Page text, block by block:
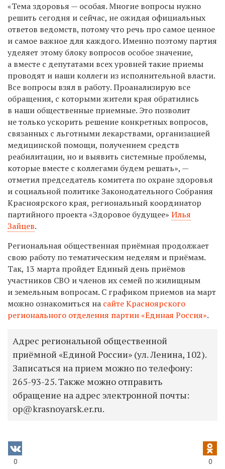
«Тема здоровья — особая. Многие вопросы нужно
решить сегодня и сейчас, не ожидая официальных
ответов ведомств, потому что речь про самое ценное
и самое важное для каждого. Именно поэтому партия
уделяет этому блоку вопросов особое значение,
а вместе с депутатами всех уровней такие приемы
проводят и наши коллеги из исполнительной власти.
Все вопросы взял в работу. Проанализирую все
обращения, с которыми жители края обратились
в наши общественные приемные. Это позволит
не только ускорить решение конкретных вопросов,
связанных с льготными лекарствами, организацией
медицинской помощи, получением средств
реабилитации, но и выявить системные проблемы,
которые вместе с коллегами будем решать», —
отметил председатель комитета по охране здоровья
и социальной политике Законодательного Собрания
Красноярского края, региональный координатор
партийного проекта «Здоровое будущее» Илья
Зайцев.
Региональная общественная приёмная продолжает
свою работу по тематическим неделям и приёмам.
Так, 13 марта пройдет Единый день приёмов
участников СВО и членов их семей по жилищным
и земельным вопросам. С графиком приемов на март
можно ознакомиться на сайте Красноярского
регионального отделения партии «Единая Россия».
Адрес региональной общественной
приёмной «Единой России» (ул. Ленина, 102).
Записаться на прием можно по телефону:
265-93-25.Также можно отправить
обращение на адрес электронной почты:
op@krasnoyarsk.er.ru.
0 0